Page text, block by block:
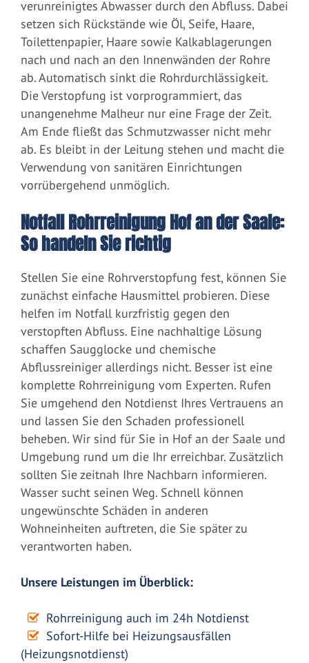
verunreinigtes Abwasser durch den Abfluss. Dabei
setzen sich Rückstände wie Öl, Seife, Haare,
Toilettenpapier, Haare sowie Kalkablagerungen
nach und nach an den Innenwänden der Rohre
ab. Automatisch sinkt die Rohrdurchlässigkeit.
Die Verstopfung ist vorprogrammiert, das
unangenehme Malheur nur eine Frage der Zeit.
Am Ende fließt das Schmutzwasser nicht mehr
ab. Es bleibt in der Leitung stehen und macht die
Verwendung von sanitären Einrichtungen
vorrübergehend unmöglich.
Notfall Rohrreinigung Hof an der Saale:
So handeln Sie richtig
Stellen Sie eine Rohrverstopfung fest, können Sie
zunächst einfache Hausmittel probieren. Diese
helfen im Notfall kurzfristig gegen den
verstopften Abfluss. Eine nachhaltige Lösung
schaffen Saugglocke und chemische
Abflussreiniger allerdings nicht. Besser ist eine
komplette Rohrreinigung vom Experten. Rufen
Sie umgehend den Notdienst Ihres Vertrauens an
und lassen Sie den Schaden professionell
beheben. Wir sind für Sie in Hof an der Saale und
Umgebung rund um die Ihr erreichbar. Zusätzlich
sollten Sie zeitnah Ihre Nachbarn informieren.
Wasser sucht seinen Weg. Schnell können
ungewünschte Schäden in anderen
Wohneinheiten auftreten, die Sie später zu
verantworten haben.
Unsere Leistungen im Überblick:
Rohrreinigung auch im 24h Notdienst
Sofort-Hilfe bei Heizungsausfällen
(Heizungsnotdienst)